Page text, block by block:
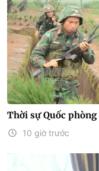
Thời sự Quốc
10 giờ trước